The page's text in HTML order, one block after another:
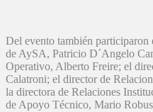
Del evento también
de AySA, Patricio D´Angelo
Operativo, Alberto Freire; el
Calatroni; el director de
la directora de Relaciones
de Apoyo Técnico, Mario